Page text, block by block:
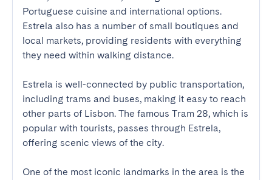
Portuguese cuisine and international options.
Estrela also has a number of small boutiques and
local markets, providing residents with everything
they need within walking distance.
Estrela is well-connected by public transportation,
including trams and buses, making it easy to reach
other parts of Lisbon. The famous Tram 28, which is
popular with tourists, passes through Estrela,
offering scenic views of the city.
One of the most iconic landmarks in the area is the